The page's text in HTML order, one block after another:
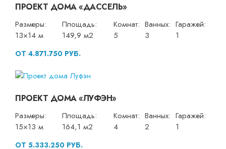
ПРОЕКТ ДОМА «ДАССЕЛЬ»
Размеры:
13×14 м
Площадь:
149,9 м2
Комнат:
5
Ванных:
3
Гаражей:
1
ОТ 4.871.750 РУБ.
ПРОЕКТ ДОМА «ЛУФЭН»
Размеры:
15×13 м
Площадь:
164,1 м2
Комнат:
4
Ванных:
2
Гаражей:
1
ОТ 5.333.250 РУБ.